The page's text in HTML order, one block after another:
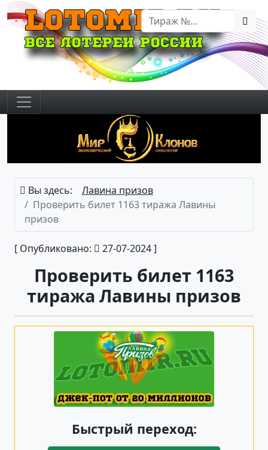
Вы здесь:
Лавина призов
Проверить билет 1163 тиража Лавины
призов
[ Опубликовано: 27-07-2024 ]
Проверить билет 1163
тиража Лавины призов
Быстрый переход: